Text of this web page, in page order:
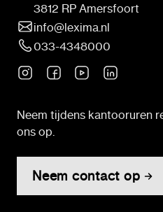
3812 RP Amersfoort
info@lexima.nl
033-4348000
Neem tijdens kantooruren
ons op.
Neem contact op